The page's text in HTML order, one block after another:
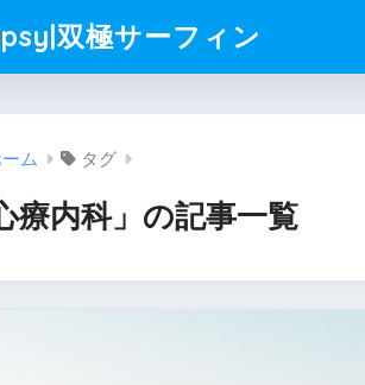
双極サーフィン
ム タグ
療内科」の記事一覧